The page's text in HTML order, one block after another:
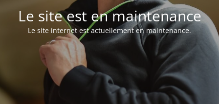
Le site est en maintenance
Le site internet est actuellement en maintenance.